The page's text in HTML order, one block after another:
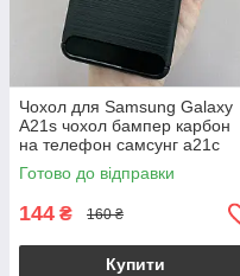
Чохол для Samsung Galaxy
A21s чохол бампер карбон
на телефон самсунг а21с
чорний pls
Готово до відправки
144 ₴ 160 ₴
Купити